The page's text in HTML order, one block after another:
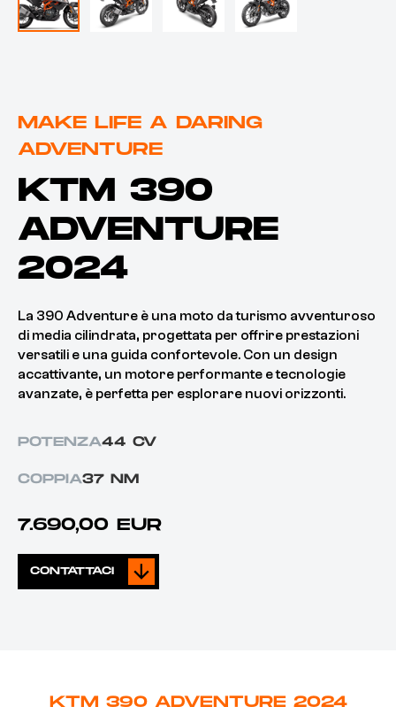
MAKE LIFE A DARING
ADVENTURE
KTM 390
ADVENTURE
2024
La 390 Adventure è una moto da turismo avventuroso
di media cilindrata, progettata per offrire prestazioni
versatili e una guida confortevole. Con un design
accattivante, un motore performante e tecnologie
avanzate, è perfetta per esplorare nuovi orizzonti.
POTENZA44 CV
COPPIA37 NM
7.690,00 EUR
CONTATTACI
KTM 390 ADVENTURE 2024